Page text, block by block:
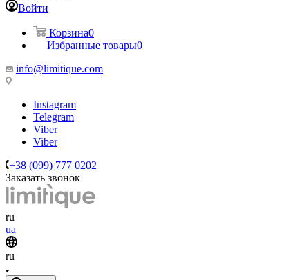
Войти
Корзина0
Избранные товары0
info@limitique.com
Instagram
Telegram
Viber
Viber
+38 (099) 777 0202
Заказать звонок
ru
ua
ru